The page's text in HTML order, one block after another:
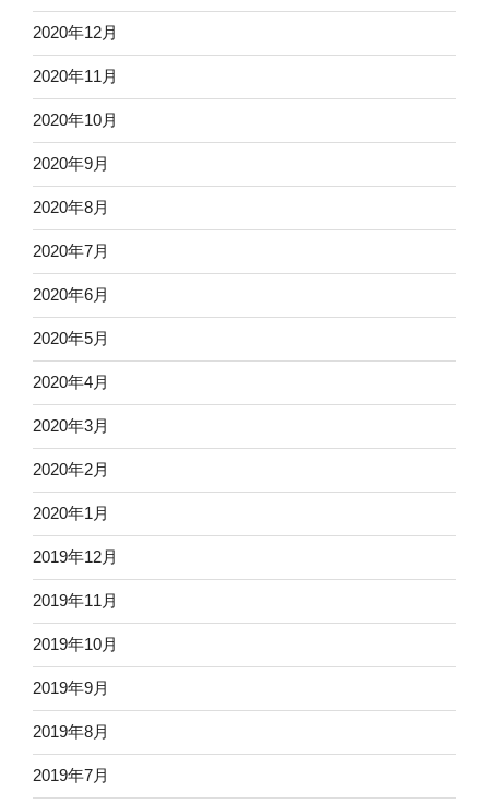
2020年12月
2020年11月
2020年10月
2020年9月
2020年8月
2020年7月
2020年6月
2020年5月
2020年4月
2020年3月
2020年2月
2020年1月
2019年12月
2019年11月
2019年10月
2019年9月
2019年8月
2019年7月